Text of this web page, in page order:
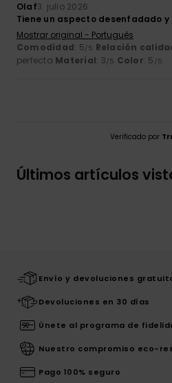
Olaf3. julio 2026
Tiene un aspecto desenfadado y
Mostrar original - Português
Comodidad: 5/5 Relación
perfecta Material: 3/5 Color: 5 /5
Verificado por
Últimos artículos
Envío y devoluciones
Devoluciones en 30 días
Únete al programa de
Nuestro compromiso eco-
Pago 100% seguro